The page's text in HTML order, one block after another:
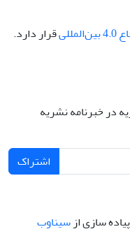
قرار دارد.
در خبرنامه نشریه
اشتراک
سازی از سیناوب